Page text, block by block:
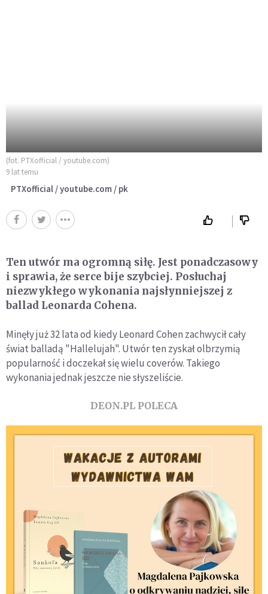
(fot. PTXofficial / youtube.com)
9 lat temu
PTXofficial / youtube.com / pk
Ten utwór ma ogromną siłę. Jest ponadczasowy
i sprawia, że serce bije szybciej. Posłuchaj
niezwykłego wykonania najsłynniejszej z
ballad Leonarda Cohena.
Minęły już 32 lata od kiedy Leonard Cohen zachwycił cały
świat balladą "Hallelujah". Utwór ten zyskał olbrzymią
popularność i doczekał się wielu coverów. Takiego
wykonania jednak jeszcze nie słyszeliście.
DEON.PL POLECA